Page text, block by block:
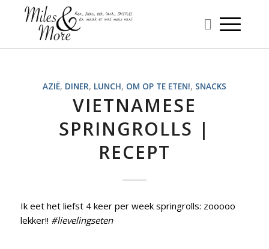
AZIË, DINER, LUNCH, OM OP TE ETEN!, SNACKS
VIETNAMESE
SPRINGROLLS |
RECEPT
Ik eet het liefst 4 keer per week springrolls: zooooo
lekker!! #lievelingseten